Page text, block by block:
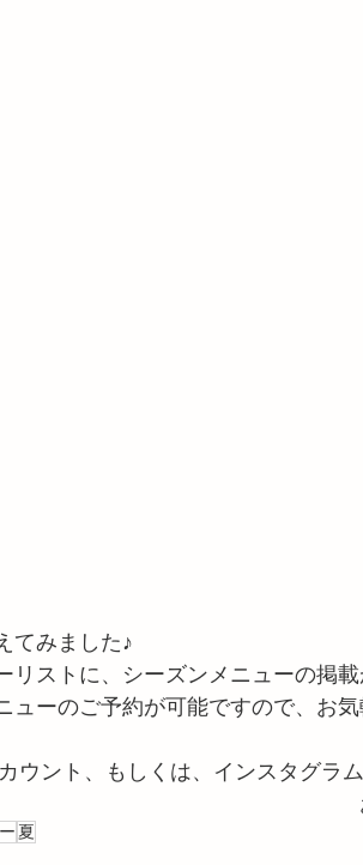
てみました♪
リストに、シーズンメニューの掲載
ューのご予約が可能ですので、お
ウント、もしくは、インスタグラ
合わせく
夏